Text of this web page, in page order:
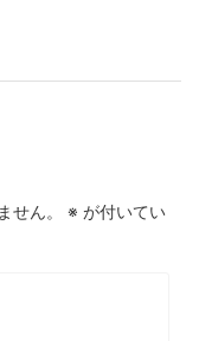
せん。 ※ が付いてい